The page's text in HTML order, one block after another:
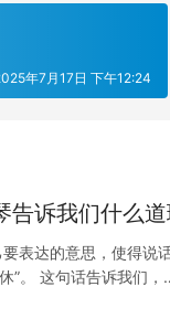
年7月17日 下午12:24
告诉我们什么道
表达的意思，使得
”。 这句话告诉我们，